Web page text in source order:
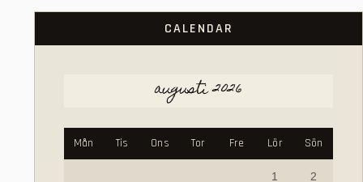
CALENDAR
augusti 2026
Mån Tis Ons Tor Fre Lör Sön
1 2